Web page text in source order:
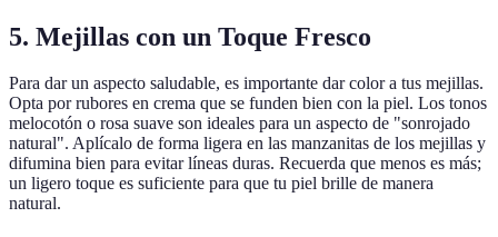
5. Mejillas con un Toque Fresco
Para dar un aspecto saludable, es importante dar color a tus mejillas.
Opta por rubores en crema que se funden bien con la piel. Los tonos
melocotón o rosa suave son ideales para un aspecto de "sonrojado
natural". Aplícalo de forma ligera en las manzanitas de los mejillas y
difumina bien para evitar líneas duras. Recuerda que menos es más;
un ligero toque es suficiente para que tu piel brille de manera
natural.